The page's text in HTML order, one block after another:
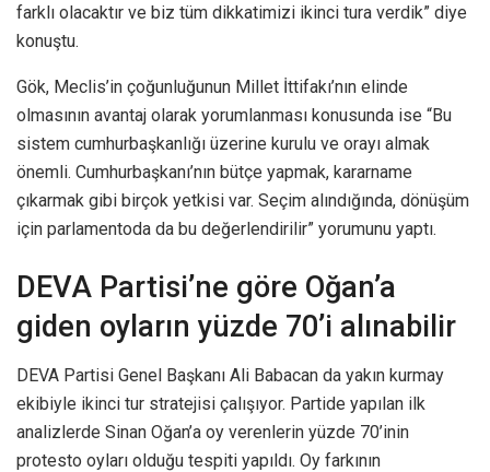
farklı olacaktır ve biz tüm dikkatimizi ikinci tura verdik” diye
konuştu.
Gök, Meclis’in çoğunluğunun Millet İttifakı’nın elinde
olmasının avantaj olarak yorumlanması konusunda ise “Bu
sistem cumhurbaşkanlığı üzerine kurulu ve orayı almak
önemli. Cumhurbaşkanı’nın bütçe yapmak, kararname
çıkarmak gibi birçok yetkisi var. Seçim alındığında, dönüşüm
için parlamentoda da bu değerlendirilir” yorumunu yaptı.
DEVA Partisi’ne göre Oğan’a
giden oyların yüzde 70’i alınabilir
DEVA Partisi Genel Başkanı Ali Babacan da yakın kurmay
ekibiyle ikinci tur stratejisi çalışıyor. Partide yapılan ilk
analizlerde Sinan Oğan’a oy verenlerin yüzde 70’inin
protesto oyları olduğu tespiti yapıldı. Oy farkının